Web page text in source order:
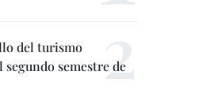
del turismo
semestre de